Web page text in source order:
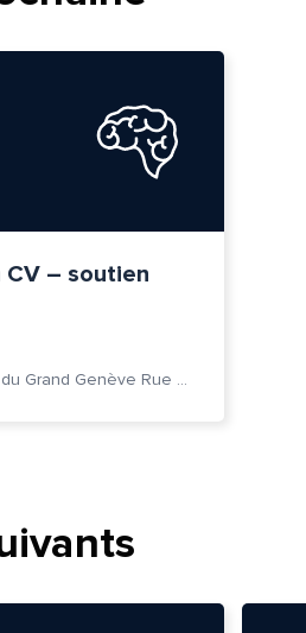
CV – soutien
Cité des Métiers du Grand Genève Rue Prévost-Martin 6 1205 Genève